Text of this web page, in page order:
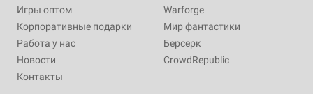
Игры оптом
Корпоративные подарки
Работа у нас
Новости
Контакты
Warforge
Мир фантастики
Берсерк
CrowdRepublic